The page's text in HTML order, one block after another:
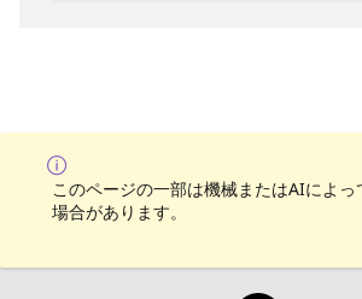
do Azure e use ferramentas
Microsoft 365, LinkedIn Premium
このページの一部は機械またはAIによっ
場合があります。